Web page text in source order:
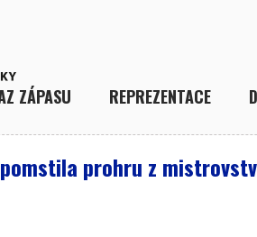
ZÁPASU REPREZENTACE
prohru z